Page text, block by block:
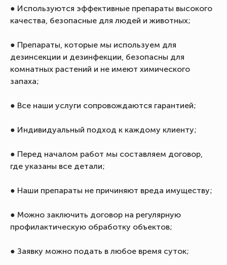
● Используются эффективные препараты высокого
качества, безопасные для людей и животных;
● Препараты, которые мы используем для
дезинсекции и дезинфекции, безопасны для
комнатных растений и не имеют химического
запаха;
● Все наши услуги сопровождаются гарантией;
● Индивидуальный подход к каждому клиенту;
● Перед началом работ мы составляем договор,
где указаны все детали;
● Наши препараты не причиняют вреда имуществу;
● Можно заключить договор на регулярную
профилактическую обработку объектов;
● Заявку можно подать в любое время суток;